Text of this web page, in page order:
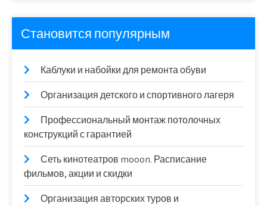
Становится популярным
Каблуки и набойки для ремонта обуви
Организация детского и спортивного лагеря
Профессиональный монтаж потолочных
конструкций с гарантией
Сеть кинотеатров mooon. Расписание
фильмов, акции и скидки
Организация авторских туров и